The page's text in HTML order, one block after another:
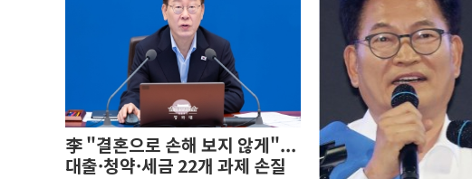
李 "결혼으로 손해 보지 않게"...
대출·청약·세금 22개 과제 손질